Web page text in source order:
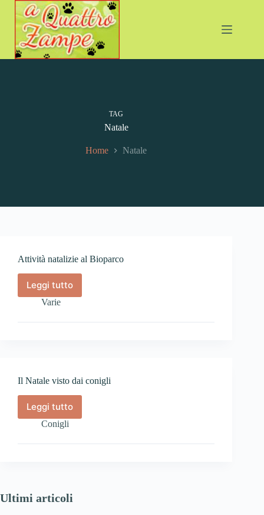
Salta
contenuto
TAG
Natale
Home Natale
Attività natalizie al Bioparco
Leggi tutto
Attività
natalizie
Bioparco
Varie
Il Natale visto dai conigli
Leggi tutto
Il
Natale
dai
Conigli
Ultimi articoli